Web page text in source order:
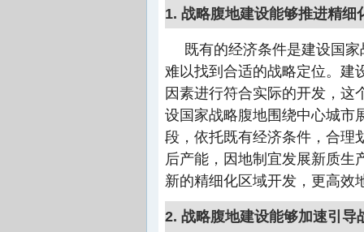
1. 战略腹地建设能够推进精细
既有的经济条件是建设国
难以找到合适的战略定位。建
因素进行符合实际的开发，这
设国家战略腹地围绕中心城市
段，依托既有经济条件，合理
后产能，因地制宜发展新质生
新的精细化区域开发，更高效
2. 战略腹地建设能够加速引